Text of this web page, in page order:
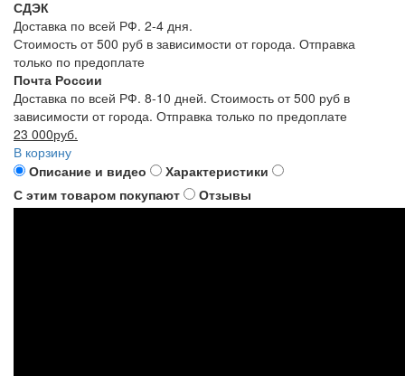
СДЭК
Доставка по всей РФ. 2-4 дня.
Стоимость от 500 руб в зависимости от города. Отправка
только по предоплате
Почта России
Доставка по всей РФ. 8-10 дней. Стоимость от 500 руб в
зависимости от города. Отправка только по предоплате
23 000руб.
В корзину
Описание и видео
Характеристики
С этим товаром покупают
Отзывы